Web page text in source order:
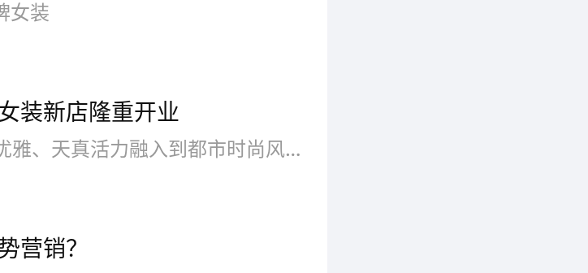
维一直引领着服装界潮
用它独有的视角思维时尚，
活，追求一种简约，一种浪
现女性的张扬、睿智、妩媚
女装
装新店隆重开业
1727将年轻女性的甜美优雅、天真活力融入到都市时尚风格中，致力于为年轻的都市女性提供高品质的流行服装。法国巴黎“1727”品牌女装又一新店已隆重开业！
营销？